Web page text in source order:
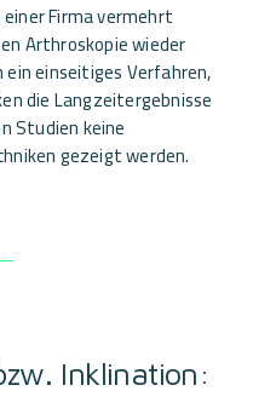
Firma vermehrt
Arthroskopie wieder
einseitiges Verfahren,
die Langzeitergebnisse
Studien keine
gezeigt werden.
Inklination: